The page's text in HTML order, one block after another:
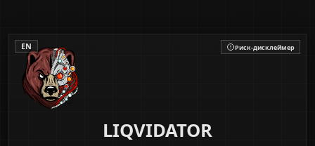
EN Риск‑дисклеймер
Копитрейдинг является высокорискованной
LIQVIDATOR